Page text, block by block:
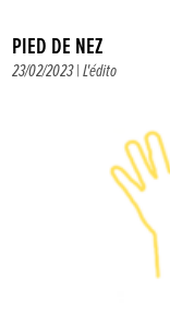
PIED DE NEZ
23/02/2023 |L'édito